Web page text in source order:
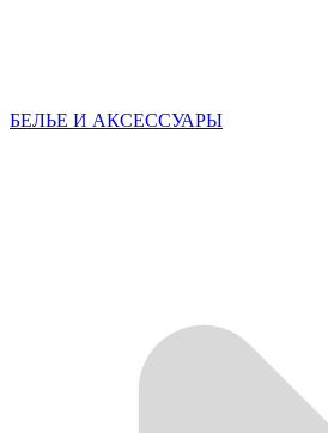
БЕЛЬЕ И АКСЕССУАРЫ